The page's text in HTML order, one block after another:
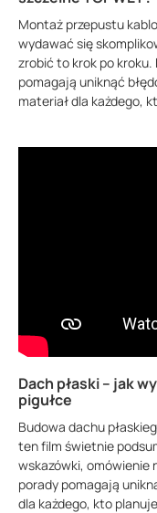
Montaż przepustu
wydawać się
zrobić to krok po kroku.
pomagają uniknąć
materiał dla każdego,
Dach płaski – jak
pigułce
Budowa dachu
ten film świetnie
wskazówki,
porady pomagają
dla każdego, kto